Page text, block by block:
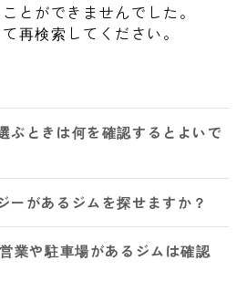
とができませんでした。
再検索してください。
ぶときは何を確認するとよいで
ーがあるジムを探せますか？
業や駐車場があるジムは確認